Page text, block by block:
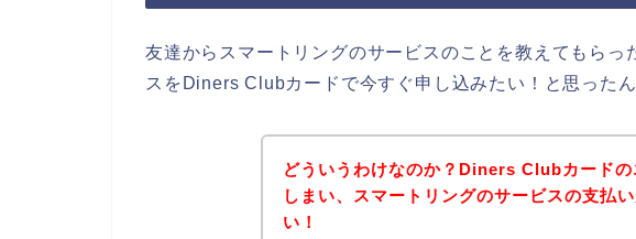
友達からスマートリングのサービスのことを教えてもらっ
スをDiners Clubカードで今すぐ申し込みたい！と思った
どういうわけなのか？Diners Clubカードの
しまい、スマートリングのサービスの支払
い！